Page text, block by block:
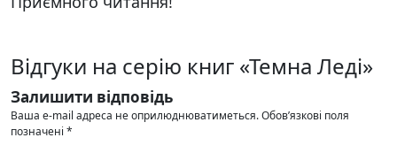
Відгуки на серію книг «Темна Леді»
Залишити відповідь
Ваша e-mail адреса не оприлюднюватиметься.Обов’язкові поля
позначені *